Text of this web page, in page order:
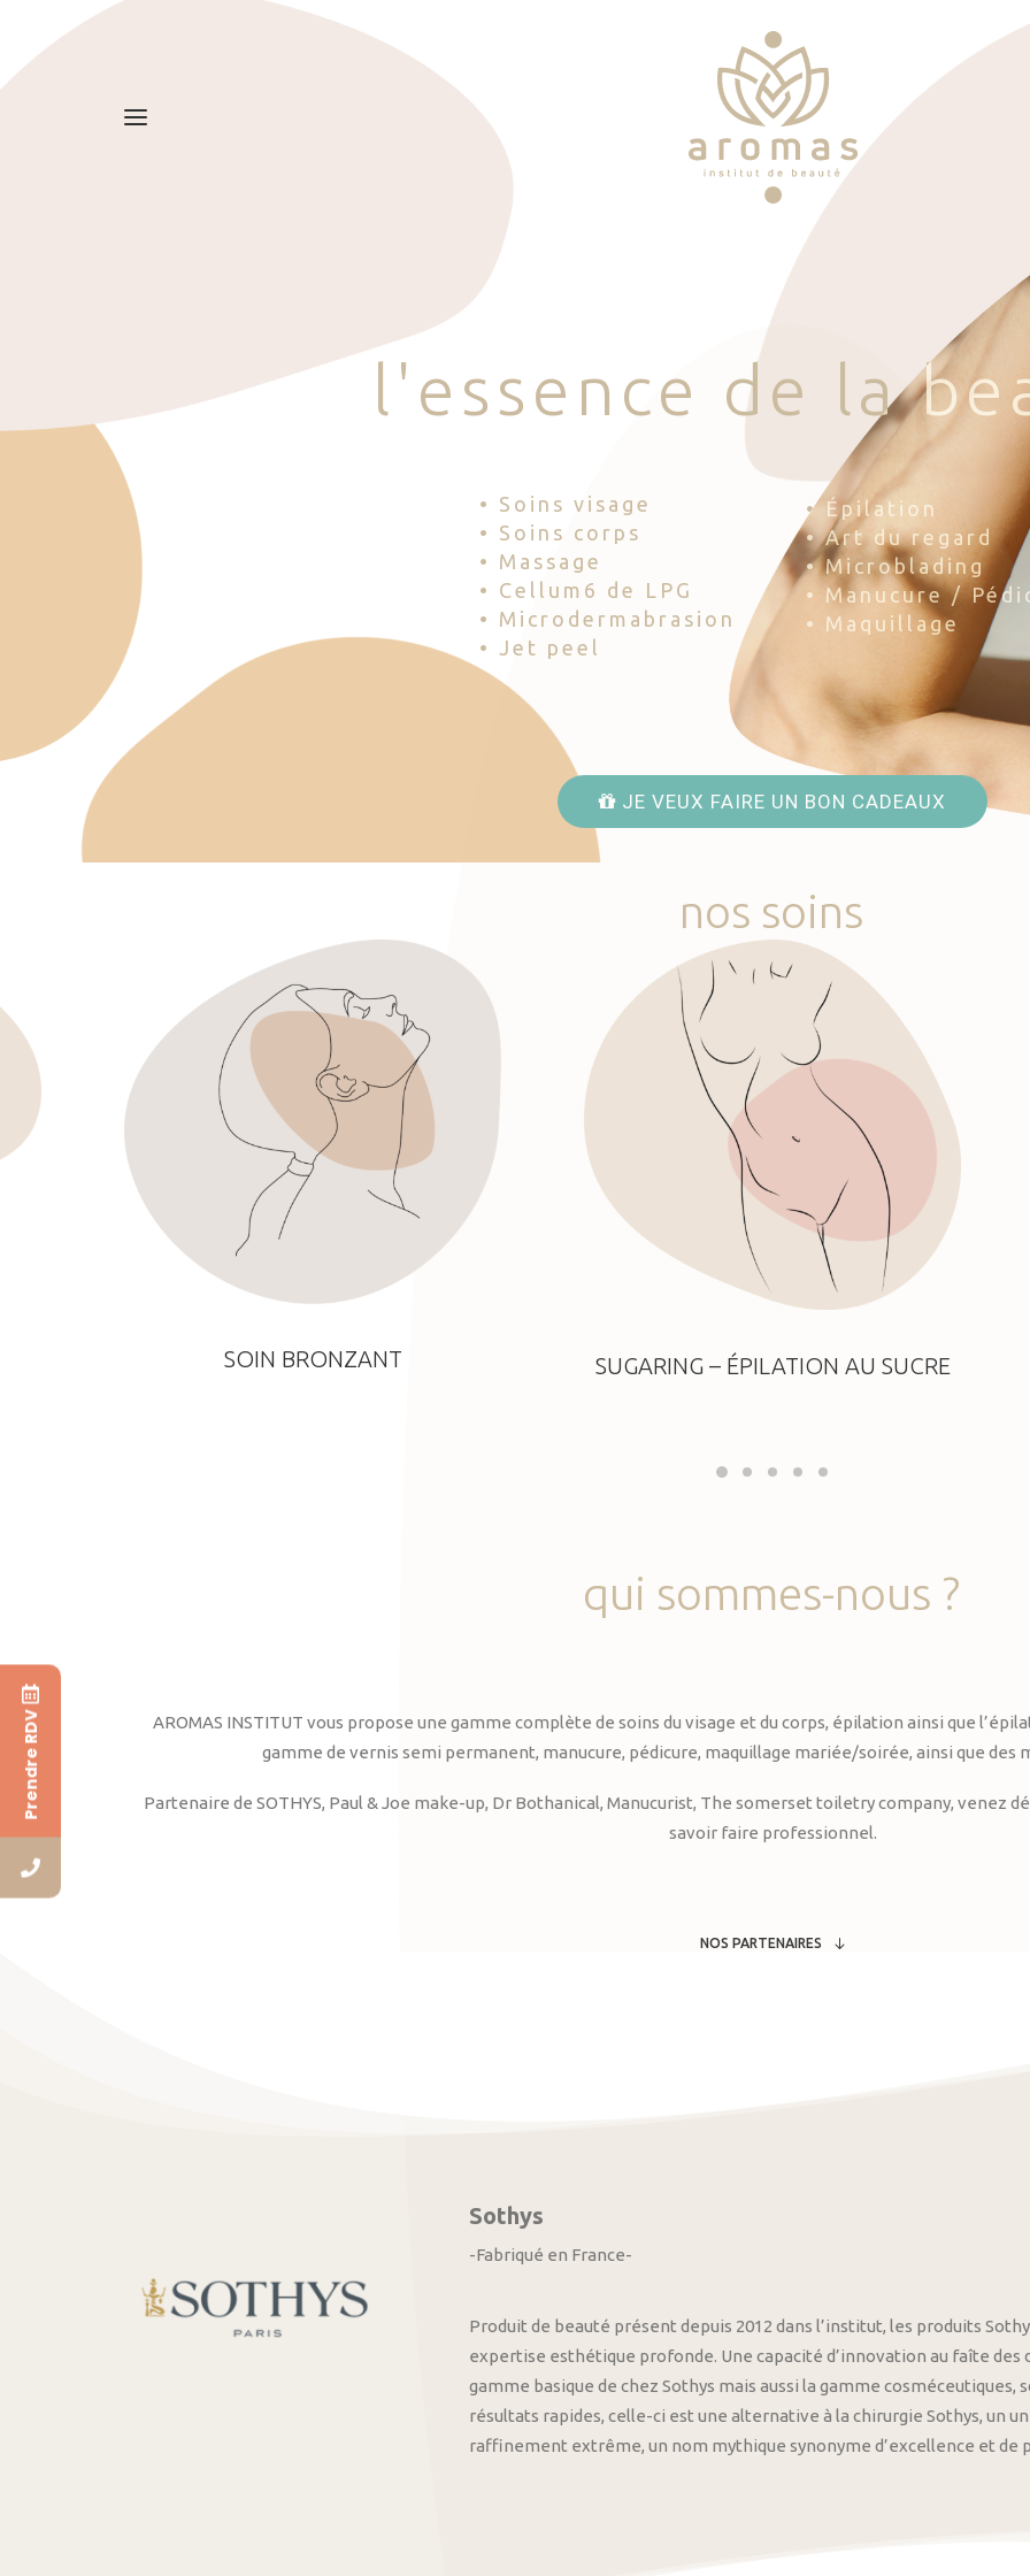
l 'esse nce d e la be
• Soins visage
• Soins corps
• Massage
• Cellum6 de LPG
• Microdermabrasion
• Jet peel
• Épilation
• Art du regard
• Microblading
• Manucure /
• Maquillage
JE VEUX FAIRE UN BON CADEAUX
nos soins
SOIN BRONZANT SUGARING – ÉPILATION AU SUCRE
qui sommes-nous ?
AROMAS INSTITUT vous propose une gamme complète de soins du visage et du corps, épilation ainsi que
gamme de vernis semi permanent, manucure, pédicure, maquillage mariée/soirée, ainsi que des
Partenaire de SOTHYS, Paul & Joe make-up, Dr Bothanical, Manucurist, The somerset toiletry company, venez
savoir faire professionnel.
NOS PARTENAIRES
Sothys
-Fabriqué en France-
Produit de beauté présent depuis 2012 dans l’institut, les produits
expertise esthétique profonde. Une capacité d’innovation au faîte
gamme basique de chez Sothys mais aussi la gamme
résultats rapides, celle-ci est une alternative à la chirurgie Sothys, un
raffinement extrême, un nom mythique synonyme d’excellence et de
Prendre RDV